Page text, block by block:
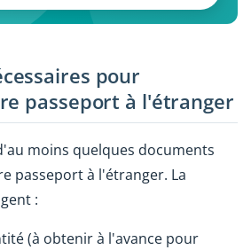
pour
passeport à l'étranger
moins quelques documents
passeport à l'étranger. La
:
(à obtenir à l'avance pour